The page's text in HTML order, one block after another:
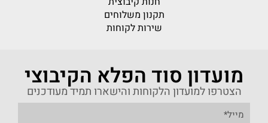
תקנון משלוחים
שירות לקוחות
מועדון סוד הפלא הקיבוצי
הצטרפו למועדון הלקוחות והישארו תמיד מעודכנים